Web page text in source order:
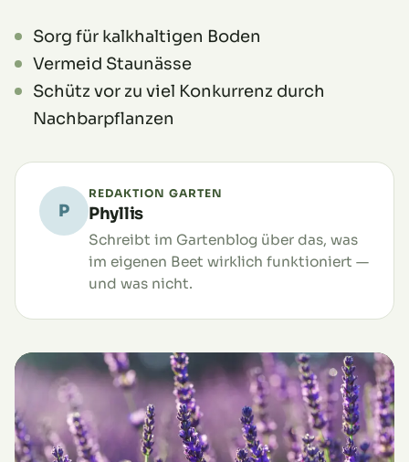
Sorg für kalkhaltigen Boden
Vermeid Staunässe
Schütz vor zu viel Konkurrenz durch
Nachbarpflanzen
P
REDAKTION GARTEN
Phyllis
Schreibt im Gartenblog über das, was
im eigenen Beet wirklich funktioniert —
und was nicht.